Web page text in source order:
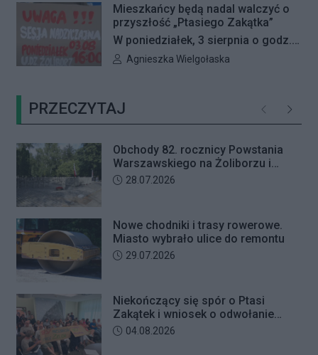
przez seniorkę 23 tysiące złotych.
Mężczyzna usłyszał zarzut
usiłowania oszustwa i decyzją sądu
trafił na trzy miesiące do aresztu.
kultowe filmy Pedra Almodóvara. Od
4 do 6 sierpnia Kino Wisła zaprasza
na Fiestę Kina Hiszpańskiego.
Mieszkańcy będą nadal walczyć o
przyszłość „Ptasiego Zakątka”
W poniedziałek, 3 sierpnia o godz.
16:00 odbędzie się nadzwyczajna
obywatelskiej inicjatywy
uchwałodawczej dotyczącej
zaniechania budowy przy ul.
Ficowskiego.
Autor artykułu:
Agnieszka Wielgołaska
PRZECZYTAJ Poprzednie
Obchody 82. rocznicy Powstania
Warszawskiego na Żoliborzu i
Bielanach
Data dodania artykułu:
28.07.2026
Nowe chodniki i trasy rowerowe.
Miasto wybrało ulice do remontu
Data dodania artykułu:
29.07.2026
Niekończący się spór o Ptasi
Zakątek i wniosek o odwołanie
przewodniczącego Rady Dzielnicy
Data dodania artykułu:
04.08.2026